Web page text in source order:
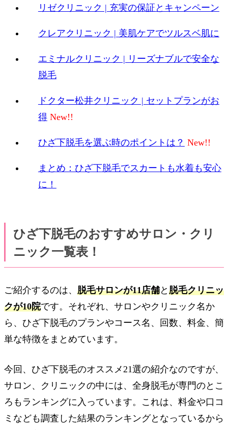
リゼクリニック | 充実の保証とキャンペーン
クレアクリニック | 美肌ケアでツルスベ肌に
エミナルクリニック | リーズナブルで安全な
脱毛
ドクター松井クリニック | セットプランがお
得
ひざ下脱毛を選ぶ時のポイントは？
まとめ：ひざ下脱毛でスカートも水着も安心
に！
ひざ下脱毛のおすすめサロン・クリ
ニック一覧表！
ご紹介するのは、 脱毛サロンが11店舗と 脱毛クリニッ
クが10院です。それぞれ、サロンやクリニック名か
ら、ひざ下脱毛のプランやコース名、回数、料金、簡
単な特徴をまとめています。
今回、ひざ下脱毛のオススメ21選の紹介なのですが、
サロン、クリニックの中には、全身脱毛が専門のとこ
ろもランキングに入っています。これは、料金や口コ
ミなども調査した結果のランキングとなっているから